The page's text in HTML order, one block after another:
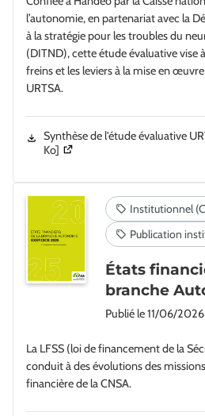
l’autonomie, en partenariat avec la
à la stratégie pour les troubles du
(DITND), cette étude évaluative vise
freins et les leviers à la mise en
URTSA.
Synthèse de l'étude évaluative
Ko](Ouverture dans une nouvelle
États
branche
Publié le11/06/2026
La LFSS (loi de financement de la
conduit à des évolutions des
financière de la CNSA.